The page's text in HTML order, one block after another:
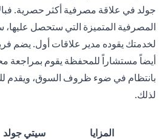
جولد في علاقة مصرفية أكثر حصرية.
المصرفية المتميزة التي ستحصل
لخدمتك يقوده مدير علاقات أول. يضم
أيضاً مستشاراً للمحفظة يقوم بمراجعة
بانتظام في ضوء ظروف السوق، ويقدم
لذلك.
المزايا سيتي جولد